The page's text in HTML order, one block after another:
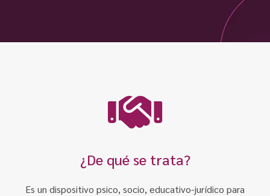
Recursos y Acceso a la Justicia
Repositorio de Datos Abiertos
Transparencia
¿De qué se trata?
Es un dispositivo psico, socio, educativo-jurídico para